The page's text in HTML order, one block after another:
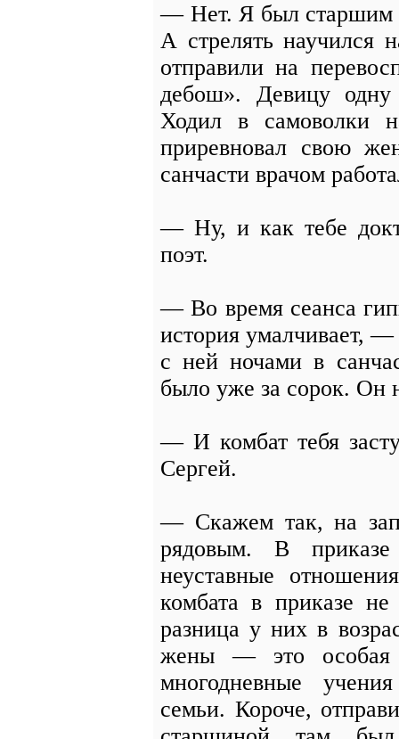
— Нет. Я был старшим
А стрелять научился
отправили на
дебош». Девицу одну
Ходил в самоволки
приревновал свою
санчасти врачом
— Ну, и как тебе
поэт.
— Во время сеанса
история
с ней ночами в
было уже за сорок. Он
— И комбат тебя
Сергей.
— Скажем так, на
рядовым. В
неуставные
комбата в приказе
разница у них в
жены — это особая
многодневные
семьи. Короче,